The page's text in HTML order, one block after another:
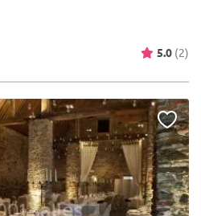
5.0 (2)